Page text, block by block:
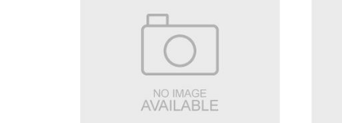
Hệ thống khóa ViseGrip tiếp tục là điểm
chắn với nhau. Khi đạp xe, người dùng sẽ
năng điều khiển và mang lại cảm giác lái